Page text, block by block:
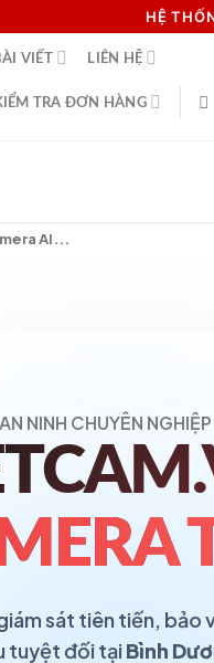
HỆ
VIẾT LIÊN HỆ
TRA ĐƠN HÀNG
NINH CHUYÊN
sát tiên tiến,
tuyệt đối tại Bình